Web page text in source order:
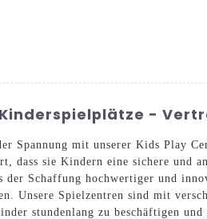
-
Spannung mit unserer Kids Play
dass sie Kindern eine sichere und
Schaffung hochwertiger und
Unsere Spielzentren sind mit
stundenlang zu beschäftigen